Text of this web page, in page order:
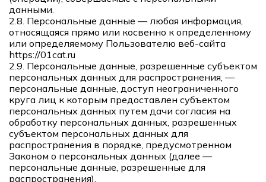
данными.
2.8. Персональные данные — любая информация,
относящаяся прямо или косвенно к определенному
или определяемому Пользователю веб-сайта
https://01cat.ru
2.9. Персональные данные, разрешенные субъектом
персональных данных для распространения, —
персональные данные, доступ неограниченного
круга лиц к которым предоставлен субъектом
персональных данных путем дачи согласия на
обработку персональных данных, разрешенных
субъектом персональных данных для
распространения в порядке, предусмотренном
Законом о персональных данных (далее —
персональные данные, разрешенные для
распространения).